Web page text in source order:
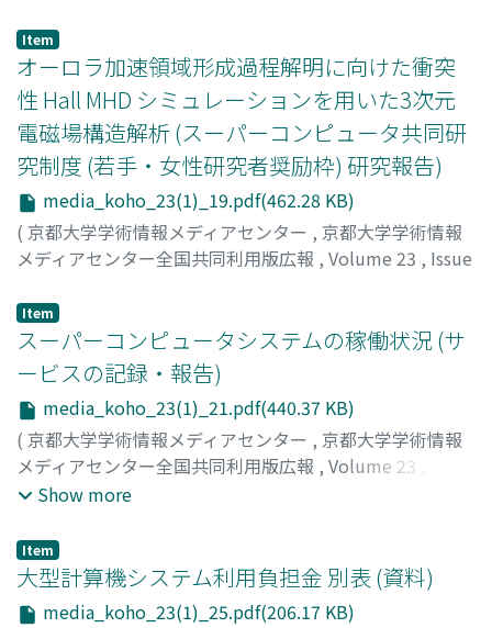
丹治, 星河
Item
オーロラ加速領域形成過程解明に向けた衝突
性 Hall MHD シミュレーションを用いた3次元
電磁場構造解析 (スーパーコンピュータ共同研
究制度 (若手・女性研究者奨励枠) 研究報告)
media_koho_23(1)_19.pdf(462.28 KB)
( 京都大学学術情報メディアセンター , 京都大学学術情報
メディアセンター全国共同利用版広報 , Volume 23 , Issue
川上, 航典
Item
スーパーコンピュータシステムの稼働状況 (サ
ービスの記録・報告)
media_koho_23(1)_21.pdf(440.37 KB)
( 京都大学学術情報メディアセンター , 京都大学学術情報
メディアセンター全国共同利用版広報 , Volume 23
1,2024 ,pp.21-24
Show more
Item
大型計算機システム利用負担金 別表 (資料)
media_koho_23(1)_25.pdf(206.17 KB)